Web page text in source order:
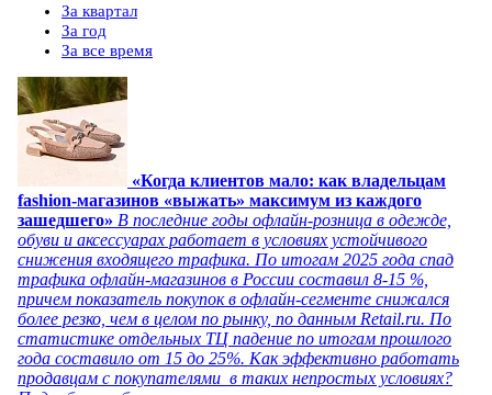
За квартал
За год
За все время
«Когда клиентов мало: как владельцам
fashion-магазинов «выжать» максимум из каждого
зашедшего» В последние годы офлайн-розница в одежде,
обуви и аксессуарах работает в условиях устойчивого
снижения входящего трафика. По итогам 2025 года спад
трафика офлайн-магазинов в России составил 8-15 %,
причем показатель покупок в офлайн-сегменте снижался
более резко, чем в целом по рынку, по данным Retail.ru. По
статистике отдельных ТЦ падение по итогам прошлого
года составило от 15 до 25%. Как эффективно работать
продавцам с покупателями в таких непростых условиях?